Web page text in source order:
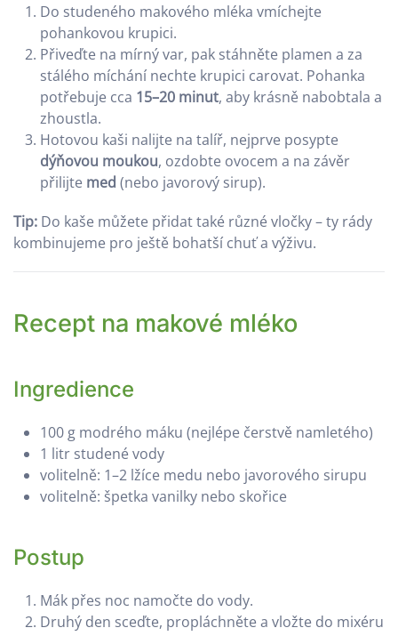
Do studeného makového mléka vmíchejte
pohankovou krupici.
Přiveďte na mírný var, pak stáhněte plamen a za
stálého míchání nechte krupici carovat. Pohanka
potřebuje cca 15–20 minut, aby krásně nabobtala a
zhoustla.
Hotovou kaši nalijte na talíř, nejprve posypte
dýňovou moukou, ozdobte ovocem a na závěr
přilijte med (nebo javorový sirup).
Tip: Do kaše můžete přidat také různé vločky – ty rády
kombinujeme pro ještě bohatší chuť a výživu.
Recept na makové mléko
Ingredience
100 g modrého máku (nejlépe čerstvě namletého)
1 litr studené vody
volitelně: 1–2 lžíce medu nebo javorového sirupu
volitelně: špetka vanilky nebo skořice
Postup
Mák přes noc namočte do vody.
Druhý den sceďte, propláchněte a vložte do mixéru